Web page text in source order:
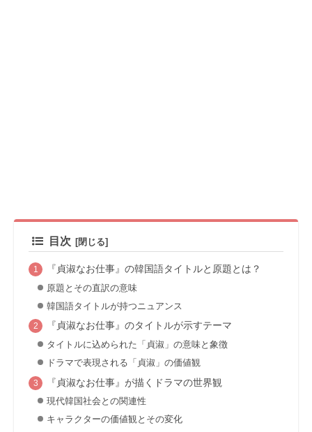
目次
『貞淑なお仕事』の韓国語タイトルと原題とは？
原題とその直訳の意味
韓国語タイトルが持つニュアンス
『貞淑なお仕事』のタイトルが示すテーマ
タイトルに込められた「貞淑」の意味と象徴
ドラマで表現される「貞淑」の価値観
『貞淑なお仕事』が描くドラマの世界観
現代韓国社会との関連性
キャラクターの価値観とその変化